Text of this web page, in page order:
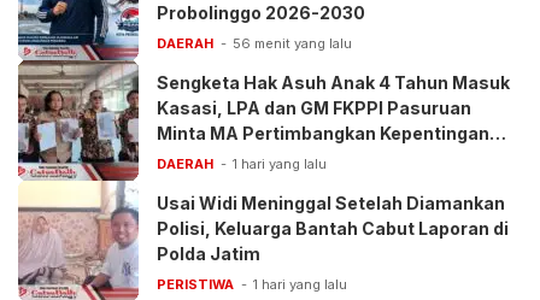
Probolinggo 2026-2030
DAERAH 56 menit yang lalu
Sengketa Hak Asuh Anak 4 Tahun Masuk
Kasasi, LPA dan GM FKPPI Pasuruan
Minta MA Pertimbangkan Kepentingan
Anak
DAERAH 1 hari yang lalu
Usai Widi Meninggal Setelah Diamankan
Polisi, Keluarga Bantah Cabut Laporan di
Polda Jatim
PERISTIWA 1 hari yang lalu